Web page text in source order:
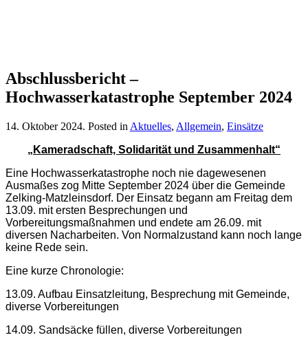
Abschlussbericht –
Hochwasserkatastrophe September 2024
14. Oktober 2024. Posted in Aktuelles, Allgemein, Einsätze
„Kameradschaft, Solidarität und Zusammenhalt“
Eine Hochwasserkatastrophe noch nie dagewesenen
Ausmaßes zog Mitte September 2024 über die Gemeinde
Zelking-Matzleinsdorf. Der Einsatz begann am Freitag dem
13.09. mit ersten Besprechungen und
Vorbereitungsmaßnahmen und endete am 26.09. mit
diversen Nacharbeiten. Von Normalzustand kann noch lange
keine Rede sein.
Eine kurze Chronologie:
13.09. Aufbau Einsatzleitung, Besprechung mit Gemeinde,
diverse Vorbereitungen
14.09. Sandsäcke füllen, diverse Vorbereitungen